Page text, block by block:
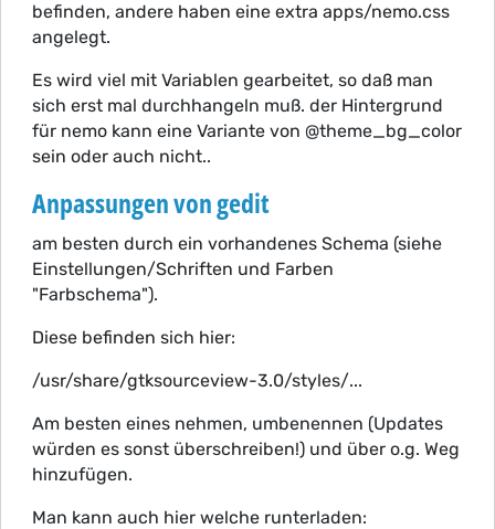
befinden, andere haben eine extra apps/nemo.css
angelegt.
Es wird viel mit Variablen gearbeitet, so daß man
sich erst mal durchhangeln muß. der Hintergrund
für nemo kann eine Variante von @theme_bg_color
sein oder auch nicht..
Anpassungen von gedit
am besten durch ein vorhandenes Schema (siehe
Einstellungen/Schriften und Farben
"Farbschema").
Diese befinden sich hier:
/usr/share/gtksourceview-3.0/styles/...
Am besten eines nehmen, umbenennen (Updates
würden es sonst überschreiben!) und über o.g. Weg
hinzufügen.
Man kann auch hier welche runterladen: